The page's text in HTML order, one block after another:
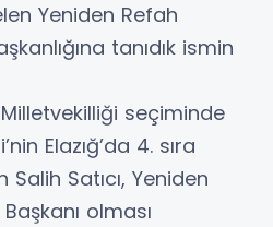
Yeniden Refah
tanıdık ismin
Milletvekilliği seçiminde
Elazığ’da 4. sıra
Satıcı, Yeniden
olması